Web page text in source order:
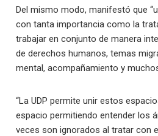
Del mismo modo, manifestó que
con tanta importancia como la
trabajar en conjunto de manera
de derechos humanos, temas
mental, acompañamiento y
“La UDP permite unir estos
espacio permitiendo entender los
veces son ignorados al tratar con